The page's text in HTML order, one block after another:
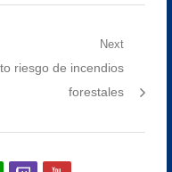
Next
riesgo de incendios
forestales